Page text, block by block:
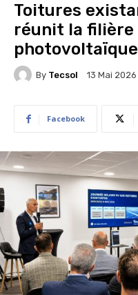
Toitures
réunit la filière
By Tecsol 13 Mai 2026
Facebook